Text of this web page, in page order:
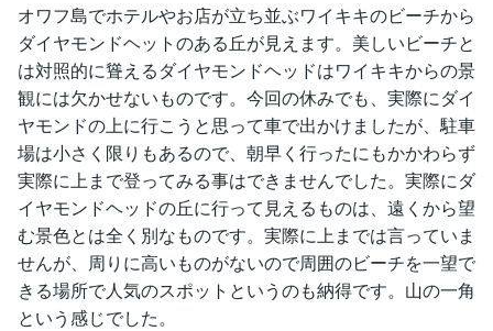
オワフ島でホテルやお店が立ち並ぶワイキキのビーチから
ダイヤモンドヘットのある丘が見えます。美しいビーチと
は対照的に聳えるダイヤモンドヘッドはワイキキからの景
観には欠かせないものです。今回の休みでも、実際にダイ
ヤモンドの上に行こうと思って車で出かけましたが、駐車
場は小さく限りもあるので、朝早く行ったにもかかわらず
実際に上まで登ってみる事はできませんでした。実際にダ
イヤモンドヘッドの丘に行って見えるものは、遠くから望
む景色とは全く別なものです。実際に上までは言っていま
せんが、周りに高いものがないので周囲のビーチを一望で
きる場所で人気のスポットというのも納得です。山の一角
という感じでした。